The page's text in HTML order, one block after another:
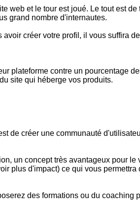
web et le tour est joué. Le tout est
grand nombre d'internautes.
créer votre profil, il vous suffira
plateforme contre un pourcentage
site qui héberge vos produits.
de créer une communauté
un concept très avantageux pour
plus d'impact) ce qui vous
des formations ou du coaching